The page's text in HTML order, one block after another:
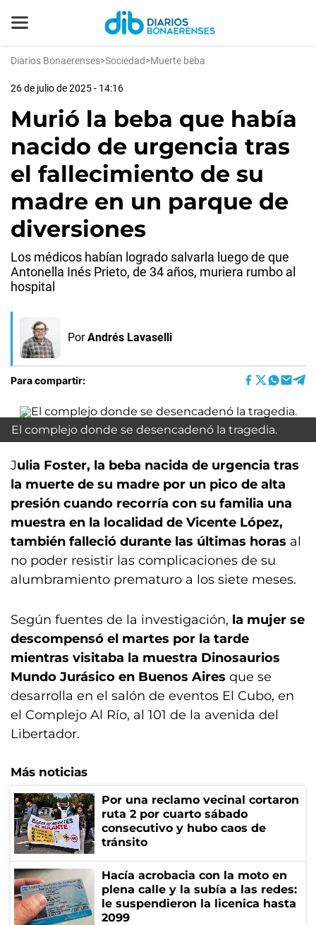
Diarios Bonaerenses>Sociedad>Muerte beba
26 de julio de 2025 - 14:16
Murió la beba que había
nacido de urgencia tras
el fallecimiento de su
madre en un parque de
diversiones
Los médicos habían logrado salvarla luego de que
Antonella Inés Prieto, de 34 años, muriera rumbo al
hospital
Por Andrés Lavaselli
Para compartir:
El complejo donde se desencadenó la tragedia.
Julia Foster, la beba nacida de urgencia tras
la muerte de su madre por un pico de alta
presión cuando recorría con su familia una
muestra en la localidad de Vicente López,
también falleció durante las últimas horas al
no poder resistir las complicaciones de su
alumbramiento prematuro a los siete meses.
Según fuentes de la investigación, la mujer se
descompensó el martes por la tarde
mientras visitaba la muestra Dinosaurios
Mundo Jurásico en Buenos Aires que se
desarrolla en el salón de eventos El Cubo, en
el Complejo Al Río, al 101 de la avenida del
Libertador.
Más noticias
Por una reclamo vecinal cortaron
ruta 2 por cuarto sábado
consecutivo y hubo caos de
tránsito
Hacía acrobacia con la moto en
plena calle y la subía a las redes:
le suspendieron la licenica hasta
2099